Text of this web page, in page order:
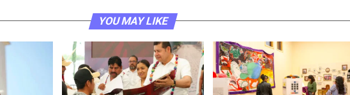
YOU MAY LIKE